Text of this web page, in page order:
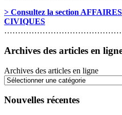
> Consultez la section
CIVIQUES
Archives des articles en
Archives des articles en ligne
Nouvelles récentes